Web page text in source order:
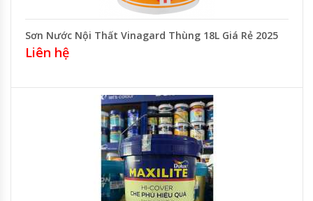
Sơn Nước Nội Thất Vinagard Thùng 18L Giá Rẻ 2025
Liên hệ